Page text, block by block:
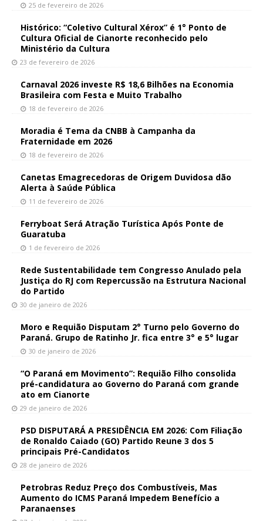
25 de fevereiro de 2026
Histórico: “Coletivo Cultural Xérox” é 1° Ponto de
Cultura Oficial de Cianorte reconhecido pelo
Ministério da Cultura
23 de fevereiro de 2026
Carnaval 2026 investe R$ 18,6 Bilhões na Economia
Brasileira com Festa e Muito Trabalho
18 de fevereiro de 2026
Moradia é Tema da CNBB à Campanha da
Fraternidade em 2026
18 de fevereiro de 2026
Canetas Emagrecedoras de Origem Duvidosa dão
Alerta à Saúde Pública
11 de fevereiro de 2026
Ferryboat Será Atração Turística Após Ponte de
Guaratuba
1 de fevereiro de 2026
Rede Sustentabilidade tem Congresso Anulado pela
Justiça do RJ com Repercussão na Estrutura Nacional
do Partido
30 de janeiro de 2026
Moro e Requião Disputam 2° Turno pelo Governo do
Paraná. Grupo de Ratinho Jr. fica entre 3° e 5° lugar
30 de janeiro de 2026
“O Paraná em Movimento”: Requião Filho consolida
pré-candidatura ao Governo do Paraná com grande
ato em Cianorte
29 de janeiro de 2026
PSD DISPUTARÁ A PRESIDÊNCIA EM 2026: Com Filiação
de Ronaldo Caiado (GO) Partido Reune 3 dos 5
principais Pré-Candidatos
28 de janeiro de 2026
Petrobras Reduz Preço dos Combustíveis, Mas
Aumento do ICMS Paraná Impedem Benefício a
Paranaenses